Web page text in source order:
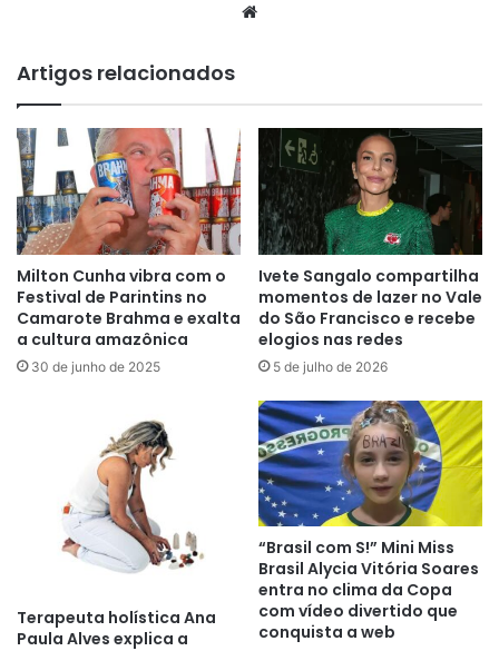
Artigos relacionados
Milton Cunha vibra com o
Festival de Parintins no
Camarote Brahma e exalta
a cultura amazônica
30 de junho de 2025
Ivete Sangalo compartilha
momentos de lazer no Vale
do São Francisco e recebe
elogios nas redes
5 de julho de 2026
Terapeuta holística Ana
Paula Alves explica a
“Brasil com S!” Mini Miss
Brasil Alycia Vitória Soares
entra no clima da Copa
com vídeo divertido que
conquista a web